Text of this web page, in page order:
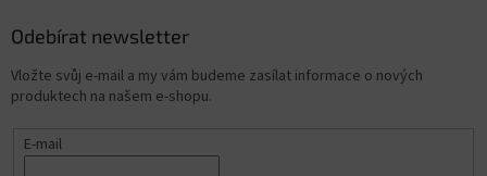
Odebírat newsletter
Vložte svůj e-mail a my vám budeme zasílat informace o nových
produktech na našem e-shopu.
E-mail